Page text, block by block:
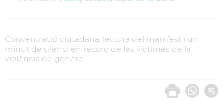
Concentració ciutadana, lectura del manifest i un
minut de silenci en record de les víctimes de la
violència de gènere